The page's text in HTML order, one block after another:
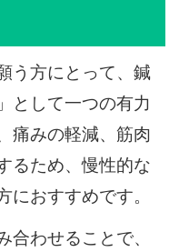
う方にとって、鍼
として一つの有力
痛みの軽減、筋肉
るため、慢性的な
におすすめです。
合わせることで、